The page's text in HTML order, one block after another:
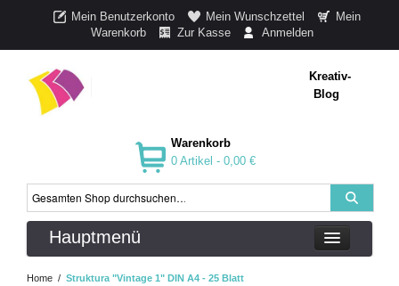
Mein Benutzerkonto Mein Wunschzettel
Mein
Warenkorb
Zur Kasse Anmelden
Kreativ-
Blog
Warenkorb
0 Artikel - 0,00 €
Hauptmenü
Home / Struktura "Vintage 1" DIN A4 - 25 Blatt